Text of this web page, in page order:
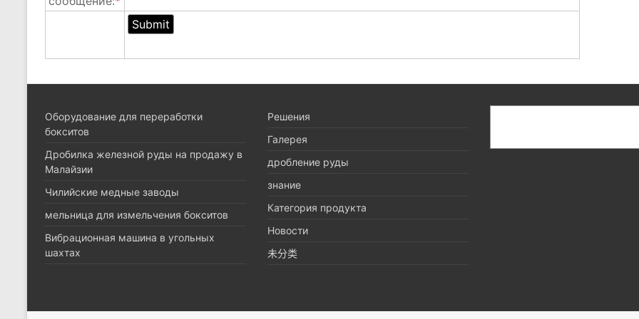
Оборудование для переработки
бокситов
Дробилка железной руды на продажу в
Малайзии
Чилийские медные заводы
мельница для измельчения бокситов
Вибрационная машина в угольных
шахтах
Pешения
Галерея
дробление руды
знание
Категория продукта
Новости
未分类